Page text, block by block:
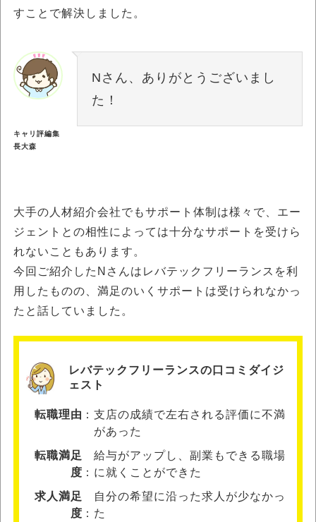
すことで解決しました。
キャリ評編集
長大森
Nさん、ありがとうございまし
た！
大手の人材紹介会社でもサポート体制は様々で、エー
ジェントとの相性によっては十分なサポートを受けら
れないこともあります。
今回ご紹介したNさんはレバテックフリーランスを利
用したものの、満足のいくサポートは受けられなかっ
たと話していました。
レバテックフリーランスの口コミダイジ
ェスト
転職理由
支店の成績で左右される評価に不満
があった
転職満足
度
給与がアップし、副業もできる職場
に就くことができた
求人満足
度
自分の希望に沿った求人が少なかっ
た